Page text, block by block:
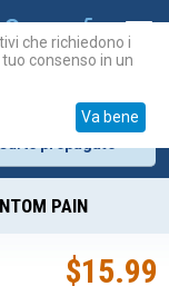
PAIN
$15.99
che richiedono i
consenso in un
Va bene